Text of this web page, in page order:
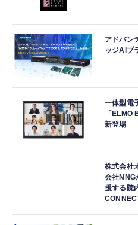
アドバン
ッジAIプ
一体型電
「
新登場
株式会社
会社NNG
援する院